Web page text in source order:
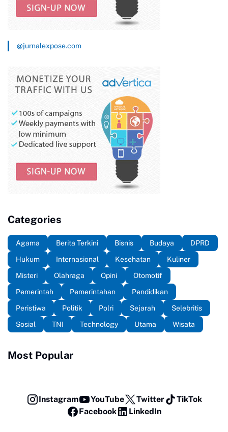
@jurnalexpose.com
Categories
Agama Berita Terkini Bisnis Budaya
DPRD
Hukum
Internasional Kesehatan
Kuliner
Misteri
Olahraga Opini
Otomotif
Pemerintah
Pemerintahan
Pendidikan
Peristiwa
Politik Polri Sejarah
Selebritis
Sosial
TNI Technology Utama Wisata
Most Popular
Instagram YouTube Twitter
TikTok
Facebook
LinkedIn